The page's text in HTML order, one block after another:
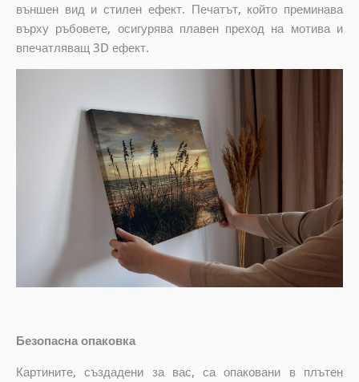
външен вид и стилен ефект. Печатът, който преминава
върху ръбовете, осигурява плавен преход на мотива и
впечатляващ 3D ефект.
Безопасна опаковка
Картините, създадени за вас, са опаковани в плътен